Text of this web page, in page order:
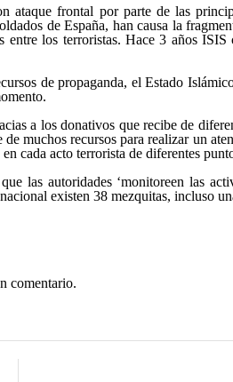
ataque frontal por parte de las
de España, han causa la
entre los terroristas. Hace 3 años
de propaganda, el Estado
a los donativos que recibe de
muchos recursos para realizar un
cada acto terrorista de diferentes
las autoridades ‘monitoreen las
existen 38 mezquitas, incluso
comentario.